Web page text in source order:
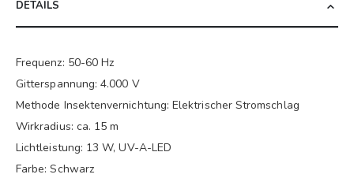
DETAILS
Frequenz: 50-60 Hz
Gitterspannung: 4.000 V
Methode Insektenvernichtung: Elektrischer Stromschlag
Wirkradius: ca. 15 m
Lichtleistung: 13 W, UV-A-LED
Farbe: Schwarz